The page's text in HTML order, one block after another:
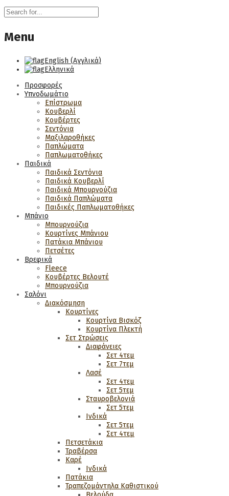
Menu
English (Αγγλικά)
Ελληνικά
Προσφορές
Υπνοδωμάτιο
Επίστρωμα
Κουβερλί
Κουβέρτες
Σεντόνια
Μαξιλαροθήκες
Παπλώματα
Παπλωματοθήκες
Παιδικά
Παιδικά Σεντόνια
Παιδικά Κουβερλί
Παιδικά Μπουρνούζια
Παιδικά Παπλώματα
Παιδικές Παπλωματοθήκες
Μπάνιο
Μπουρνούζια
Κουρτίνες Μπάνιου
Πατάκια Μπάνιου
Πετσέτες
Βρεφικά
Fleece
Κουβέρτες Βελουτέ
Μπουρνούζια
Σαλόνι
Διακόσμηση
Κουρτίνες
Κουρτίνα Βισκόζ
Κουρτίνα Πλεκτή
Σετ Στρώσεις
Διαφάνειες
Σετ 4τεμ
Σετ 7τεμ
Λασέ
Σετ 4τεμ
Σετ 5τεμ
Σταυροβελονιά
Σετ 5τεμ
Ινδικά
Σετ 5τεμ
Σετ 4τεμ
Πετσετάκια
Τραβέρσα
Καρέ
Ινδικά
Πατάκια
Τραπεζομάντηλα Καθιστικού